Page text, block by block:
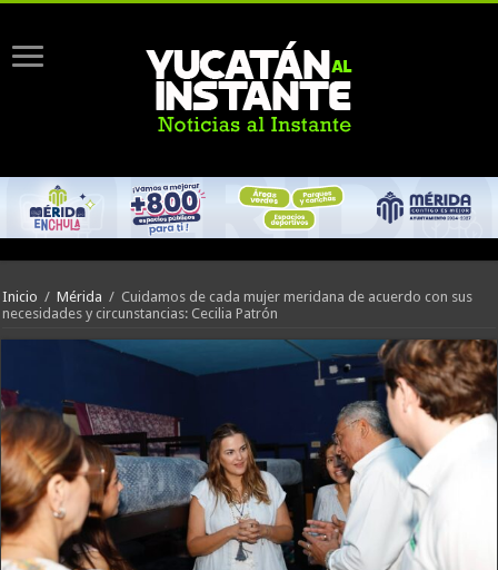
Inicio / Mérida / Cuidamos de cada mujer meridana de acuerdo con sus
necesidades y circunstancias: Cecilia Patrón